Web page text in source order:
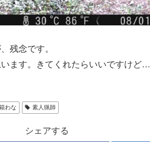
残念です。
ます。きてくれたらいいですけど…
わな 素人猟師
シェアする